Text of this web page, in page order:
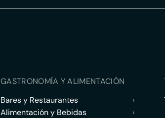
GASTRONOMÍA Y ALIMENTACIÓN
Bares y Restaurantes
›
Alimentación y Bebidas
›